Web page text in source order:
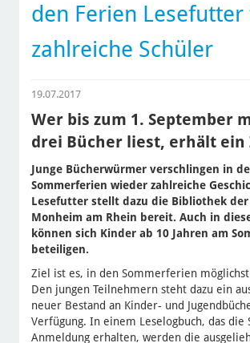
den Ferien
zahlreiche Schüler
19.07.2017
Wer bis zum 1. September
drei Bücher liest, erhält
Junge Bücherwürmer verschlingen in
Sommerferien wieder zahlreiche
Lesefutter stellt dazu die Bibliothek
Monheim am Rhein bereit. Auch in
können sich Kinder ab 10 Jahren am
beteiligen.
Ziel ist es, in den Sommerferien
Den jungen Teilnehmern steht dazu ein
neuer Bestand an Kinder- und
Verfügung. In einem Leselogbuch, das die
Anmeldung erhalten, werden die